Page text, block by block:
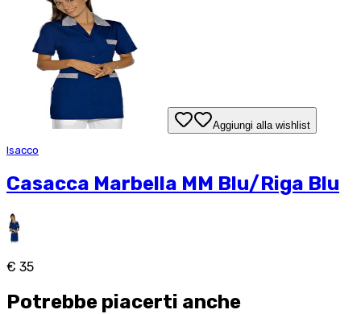
Aggiungi alla wishlist
Isacco
Casacca Marbella MM Blu/Riga Blu
€ 35
Potrebbe piacerti anche